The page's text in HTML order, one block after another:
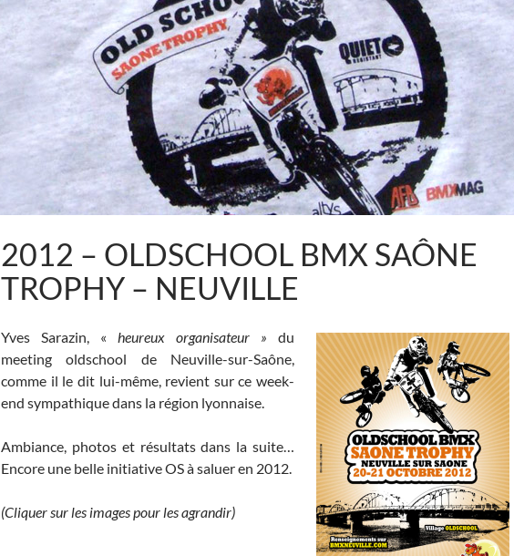
2012 – OLDSCHOOL BMX SAÔNE
TROPHY – NEUVILLE
Yves Sarazin, « heureux organisateur » du
meeting oldschool de Neuville-sur-Saône,
comme il le dit lui-même, revient sur ce week-
end sympathique dans la région lyonnaise.
Ambiance, photos et résultats dans la suite…
Encore une belle initiative OS à saluer en 2012.
(Cliquer sur les images pour les agrandir)